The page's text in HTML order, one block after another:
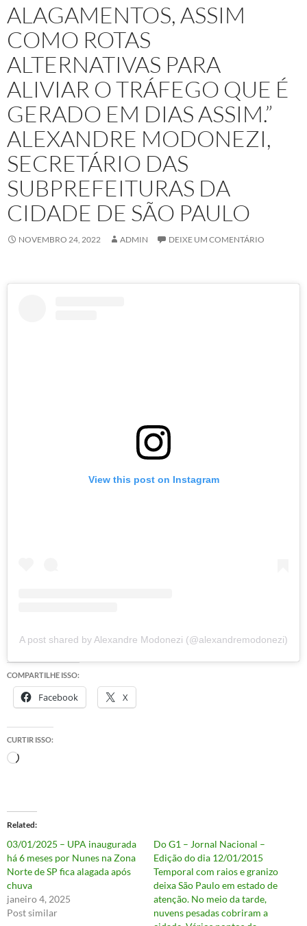
ALAGAMENTOS, ASSIM
COMO ROTAS
ALTERNATIVAS PARA
ALIVIAR O TRÁFEGO QUE É
GERADO EM DIAS ASSIM.”
ALEXANDRE MODONEZI,
SECRETÁRIO DAS
SUBPREFEITURAS DA
CIDADE DE SÃO PAULO
NOVEMBRO 24, 2022 ADMIN DEIXE UM COMENTÁRIO
View this post on Instagram
A post shared by Alexandre Modonezi (@alexandremodonezi)
COMPARTILHE ISSO:
Facebook X
CURTIR ISSO:
Carregando...
Related
03/01/2025 – UPA inaugurada
há 6 meses por Nunes na Zona
Norte de SP fica alagada após
chuva
janeiro 4, 2025
Post similar
Do G1 – Jornal Nacional –
Edição do dia 12/01/2015
Temporal com raios e granizo
deixa São Paulo em estado de
atenção. No meio da tarde,
nuvens pesadas cobriram a